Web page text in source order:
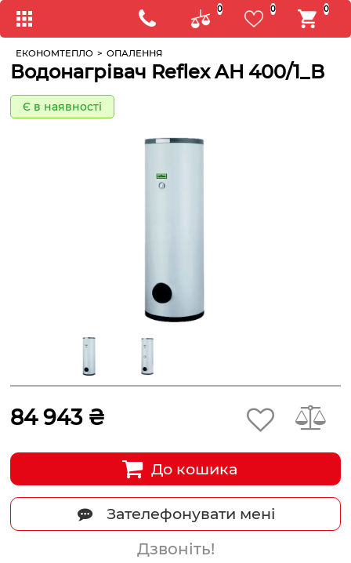
0 0 0
ЕКОНОМТЕПЛО > ОПАЛЕННЯ
Водонагрівач Reflex AH 400/1_B
Є в наявності
84 943 ₴
До кошика
Зателефонувати мені
Дзвоніть!